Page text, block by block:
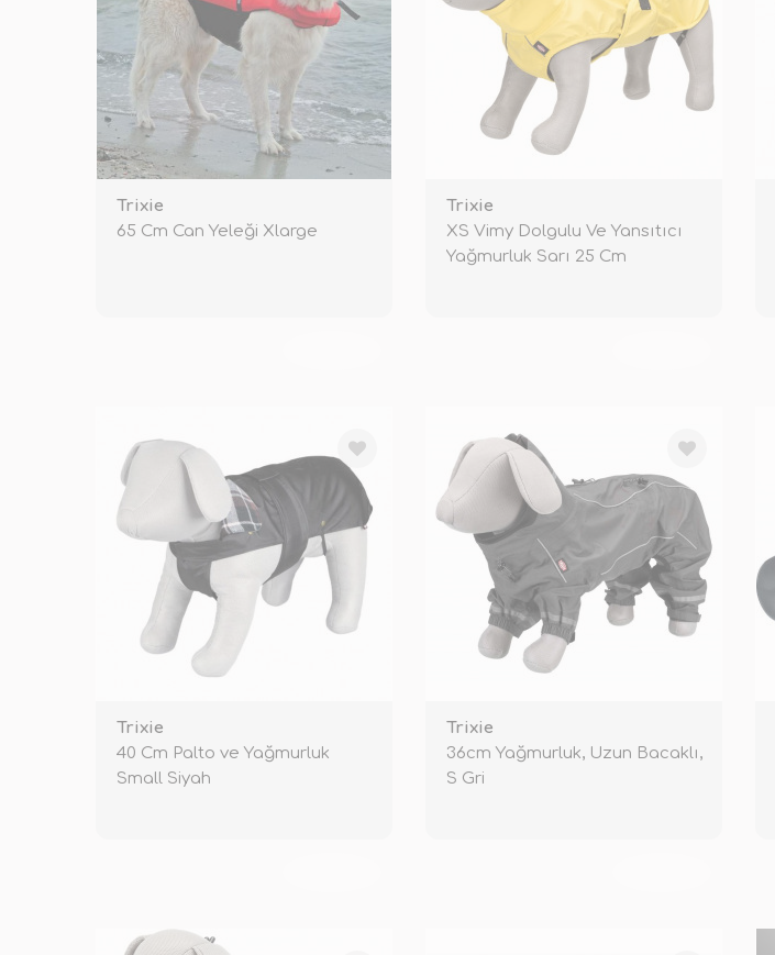
Trixie
65 Cm Can Yeleği Xlarge
Trixie
XS Vimy Dolgulu Ve Yansıtıcı
Yağmurluk Sarı 25 Cm
Trixie
40 Cm Palto ve Yağmurluk
Small Siyah
Trixie
36cm Yağmurluk, Uzun Bacaklı,
S Gri